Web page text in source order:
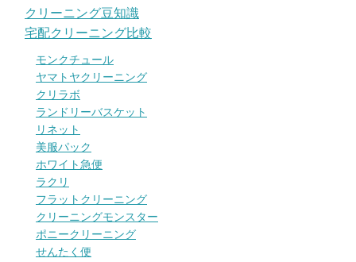
クリーニング豆知識
宅配クリーニング比較
モンクチュール
ヤマトヤクリーニング
クリラボ
ランドリーバスケット
リネット
美服パック
ホワイト急便
ラクリ
フラットクリーニング
クリーニングモンスター
ポニークリーニング
せんたく便